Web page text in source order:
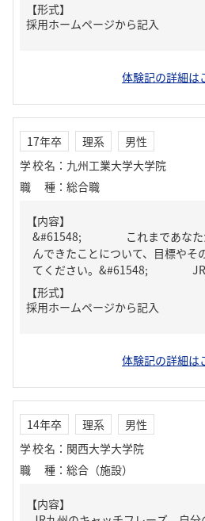
【形式】
採用ホームページから記入
体験記の詳細は
17年卒 理系
男性
学校名 ： 九州工業大学大学院
職種 ： 総合職
【内容】
&#61548; これまであなたが
んできたことについて、目標やそ
てください。&#61548; JR九
【形式】
採用ホームページから記入
体験記の詳細は
14年卒 理系
男性
学校名 ： 関西大学大学院
職種 ： 総合（施設）
【内容】